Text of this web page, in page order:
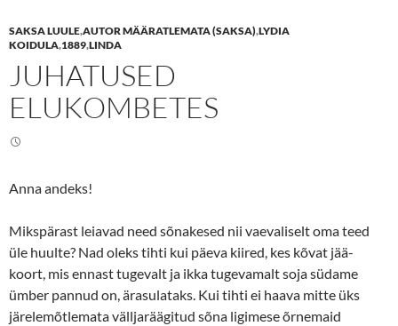
SAKSA LUULE,AUTOR MÄÄRATLEMATA (SAKSA),LYDIA
KOIDULA,1889,LINDA
JUHATUSED
ELUKOMBETES
Anna andeks!
Mikspärast leiavad need sõnakesed nii vaevaliselt oma teed
üle huulte? Nad oleks tihti kui päeva kiired, kes kõvat jää-
koort, mis ennast tugevalt ja ikka tugevamalt soja südame
ümber pannud on, ärasulataks. Kui tihti ei haava mitte üks
järelemõtlemata välljaräägitud sõna ligimese õrnemaid